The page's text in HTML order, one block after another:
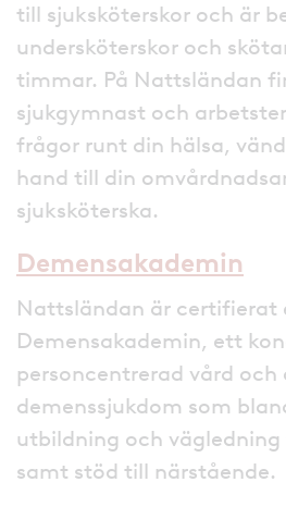
till sjuksköterskor och är
undersköterskor och
timmar. På Nattsländan
sjukgymnast och
frågor runt din hälsa,
hand till din
sjuksköterska.
Demensakademin
Nattsländan är certifierat
Demensakademin, ett
personcentrerad vård och
demenssjukdom som
utbildning och
samt stöd till närstående.